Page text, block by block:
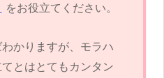
をお役立てください。
かりますが、モラハ
とはとてもカンタン